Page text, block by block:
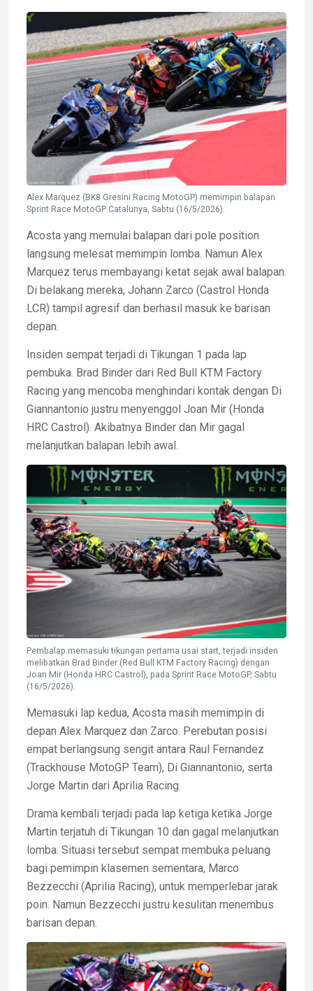
Alex Marquez (BK8 Gresini Racing MotoGP) memimpin balapan
Sprint Race MotoGP Catalunya, Sabtu (16/5/2026).
Acosta yang memulai balapan dari pole position
langsung melesat memimpin lomba. Namun Alex
Marquez terus membayangi ketat sejak awal balapan.
Di belakang mereka, Johann Zarco (Castrol Honda
LCR) tampil agresif dan berhasil masuk ke barisan
depan.
Insiden sempat terjadi di Tikungan 1 pada lap
pembuka. Brad Binder dari Red Bull KTM Factory
Racing yang mencoba menghindari kontak dengan Di
Giannantonio justru menyenggol Joan Mir (Honda
HRC Castrol). Akibatnya Binder dan Mir gagal
melanjutkan balapan lebih awal.
Pembalap memasuki tikungan pertama usai start, terjadi insiden
melibatkan Brad Binder (Red Bull KTM Factory Racing) dengan
Joan Mir (Honda HRC Castrol), pada Sprint Race MotoGP, Sabtu
(16/5/2026).
Memasuki lap kedua, Acosta masih memimpin di
depan Alex Marquez dan Zarco. Perebutan posisi
empat berlangsung sengit antara Raul Fernandez
(Trackhouse MotoGP Team), Di Giannantonio, serta
Jorge Martin dari Aprilia Racing.
Drama kembali terjadi pada lap ketiga ketika Jorge
Martin terjatuh di Tikungan 10 dan gagal melanjutkan
lomba. Situasi tersebut sempat membuka peluang
bagi pemimpin klasemen sementara, Marco
Bezzecchi (Aprilia Racing), untuk memperlebar jarak
poin. Namun Bezzecchi justru kesulitan menembus
barisan depan.